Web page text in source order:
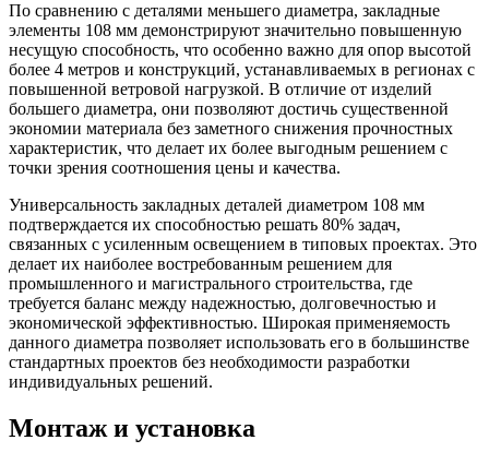
По сравнению с деталями меньшего диаметра, закладные
элементы 108 мм демонстрируют значительно повышенную
несущую способность, что особенно важно для опор высотой
более 4 метров и конструкций, устанавливаемых в регионах с
повышенной ветровой нагрузкой. В отличие от изделий
большего диаметра, они позволяют достичь существенной
экономии материала без заметного снижения прочностных
характеристик, что делает их более выгодным решением с
точки зрения соотношения цены и качества.
Универсальность закладных деталей диаметром 108 мм
подтверждается их способностью решать 80% задач,
связанных с усиленным освещением в типовых проектах. Это
делает их наиболее востребованным решением для
промышленного и магистрального строительства, где
требуется баланс между надежностью, долговечностью и
экономической эффективностью. Широкая применяемость
данного диаметра позволяет использовать его в большинстве
стандартных проектов без необходимости разработки
индивидуальных решений.
Монтаж и установка